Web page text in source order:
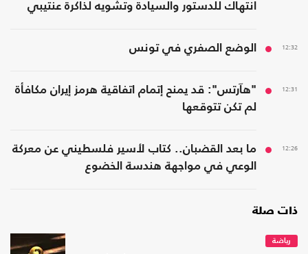
انتهاك للدستور والسيادة وتشويه لذاكرة عنتيبي
12:32 الوضع الصفري في تونس
12:31
"هآرتس": قد يمنح إتمام اتفاقية هرمز إيران مكافأة
لم تكن تتوقعها
12:26
ما بعد القضبان.. كتاب لأسير فلسطيني عن معركة
الوعي في مواجهة هندسة الخضوع
ذات صلة
رياضة